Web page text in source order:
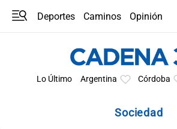
Deportes Caminos
Opinión
Lo Último Argentina Córdoba
Sociedad